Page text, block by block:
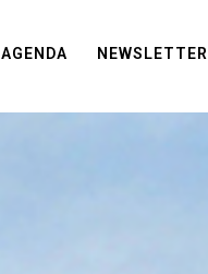
AGENDA NEWSLETTER